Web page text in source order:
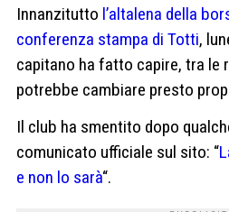
Innanzitutto l’altalena della
conferenza stampa di Totti,
capitano ha fatto capire, tra le
potrebbe cambiare presto
Il club ha smentito dopo
comunicato ufficiale sul sito: “
e non lo sarà“.